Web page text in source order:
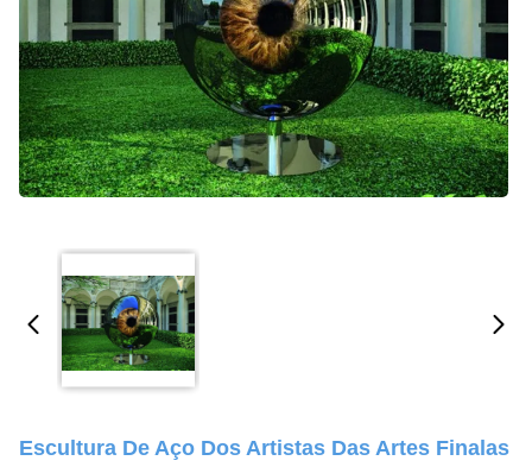
Escultura De Aço Dos Artistas Das Artes Finalas